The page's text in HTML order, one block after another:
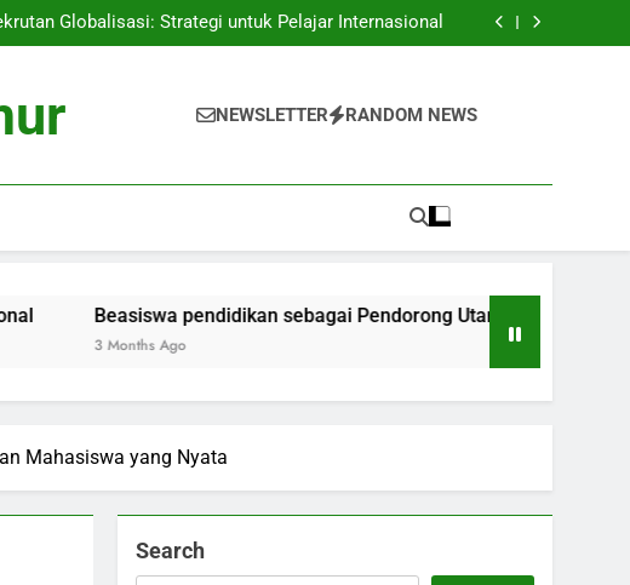
Globalisasi: Strategi untuk Pelajar Internasional
sebagai Pendorong Utama Prestasi Pelajar: Kisah
Globalisasi: Strategi untuk Pelajar Internasional
sebagai Pendorong Utama Prestasi Pelajar: Kisah
NEWSLETTER RANDOM NEWS
pendidikan sebagai Pendorong Utama Prestasi Pelajar: Kisah
Mahasiswa yang Nyata
Search